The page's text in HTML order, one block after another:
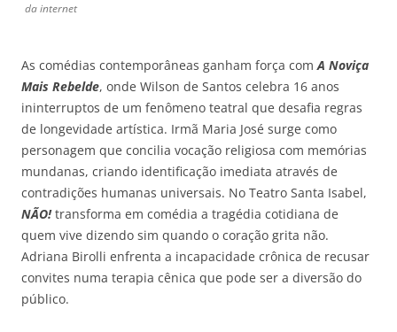
da internet
As comédias contemporâneas ganham força comA Noviça
Mais Rebelde, onde Wilson de Santos celebra 16 anos
ininterruptos de um fenômeno teatral que desafia regras
de longevidade artística. Irmã Maria José surge como
personagem que concilia vocação religiosa com memórias
mundanas, criando identificação imediata através de
contradições humanas universais. No Teatro Santa Isabel,
NÃO!transforma em comédia a tragédia cotidiana de
quem vive dizendo sim quando o coração grita não.
Adriana Birolli enfrenta a incapacidade crônica de recusar
convites numa terapia cênica que pode ser a diversão do
público.